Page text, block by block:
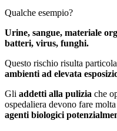
Qualche esempio?
Urine, sangue, materiale
batteri, virus, funghi.
Questo rischio risulta
ambienti ad elevata
Gli addetti alla pulizia che
ospedaliera devono fare
agenti biologici